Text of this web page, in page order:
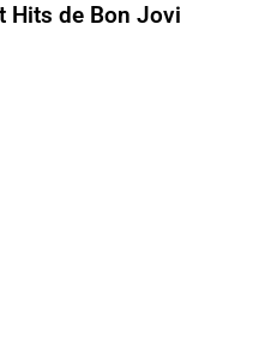
Hits de Bon Jovi